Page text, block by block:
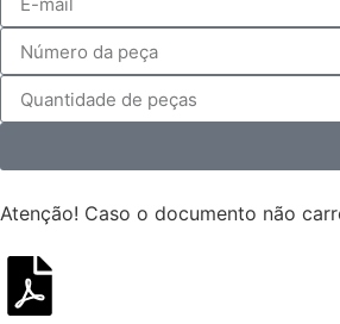
Atenção! Caso o documento não